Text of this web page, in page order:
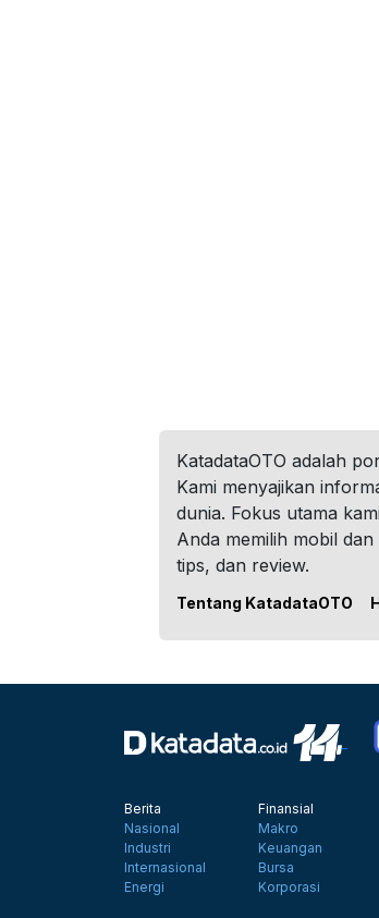
KatadataOTO adalah
Kami menyajikan
dunia. Fokus utama
Anda memilih mobil
tips, dan review.
Tentang KatadataOTO
Berita
Nasional
Industri
Internasional
Energi
Finansial
Makro
Keuangan
Bursa
Korporasi